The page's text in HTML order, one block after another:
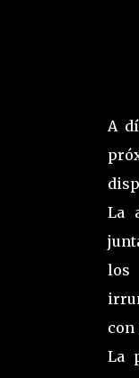
A
La
con
La